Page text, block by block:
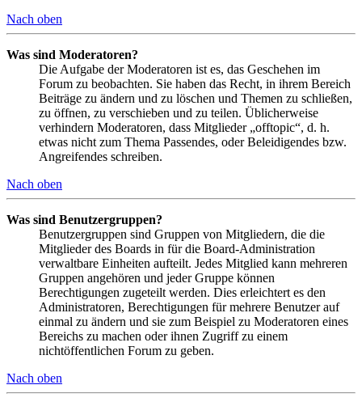
Nach oben
Was sind Moderatoren?
Die Aufgabe der Moderatoren ist es, das Geschehen im
Forum zu beobachten. Sie haben das Recht, in ihrem Bereich
Beiträge zu ändern und zu löschen und Themen zu schließen,
zu öffnen, zu verschieben und zu teilen. Üblicherweise
verhindern Moderatoren, dass Mitglieder „offtopic“, d. h.
etwas nicht zum Thema Passendes, oder Beleidigendes bzw.
Angreifendes schreiben.
Nach oben
Was sind Benutzergruppen?
Benutzergruppen sind Gruppen von Mitgliedern, die die
Mitglieder des Boards in für die Board-Administration
verwaltbare Einheiten aufteilt. Jedes Mitglied kann mehreren
Gruppen angehören und jeder Gruppe können
Berechtigungen zugeteilt werden. Dies erleichtert es den
Administratoren, Berechtigungen für mehrere Benutzer auf
einmal zu ändern und sie zum Beispiel zu Moderatoren eines
Bereichs zu machen oder ihnen Zugriff zu einem
nichtöffentlichen Forum zu geben.
Nach oben